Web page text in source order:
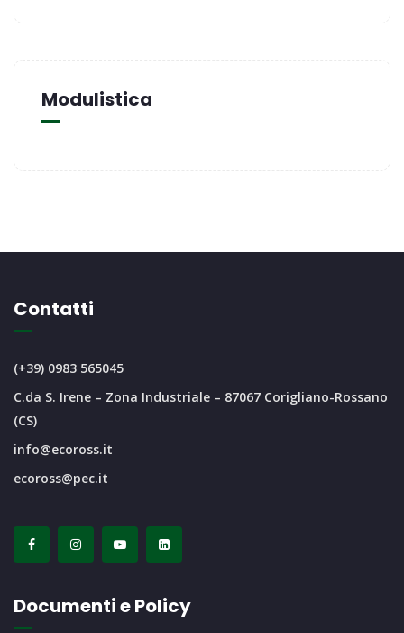
Modulistica
Contatti
(+39) 0983 565045
C.da S. Irene – Zona Industriale – 87067 Corigliano-Rossano
(CS)
info@ecoross.it
ecoross@pec.it
Documenti e Policy